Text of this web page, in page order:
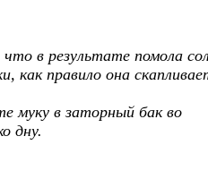
в результате помола
как правило она
муку в заторный бак во
дну.